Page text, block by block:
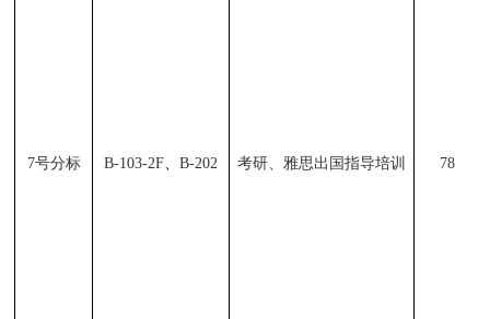
7号分标 B-103-2F、B-202 考研、雅思出国指导培训 78